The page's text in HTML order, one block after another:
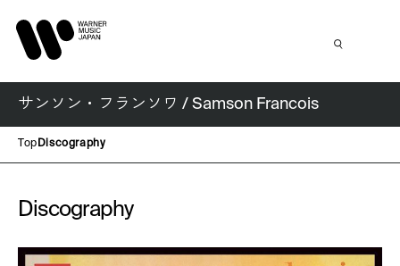
サンソン・フランソワ / Samson Francois
Top Discography
Discography